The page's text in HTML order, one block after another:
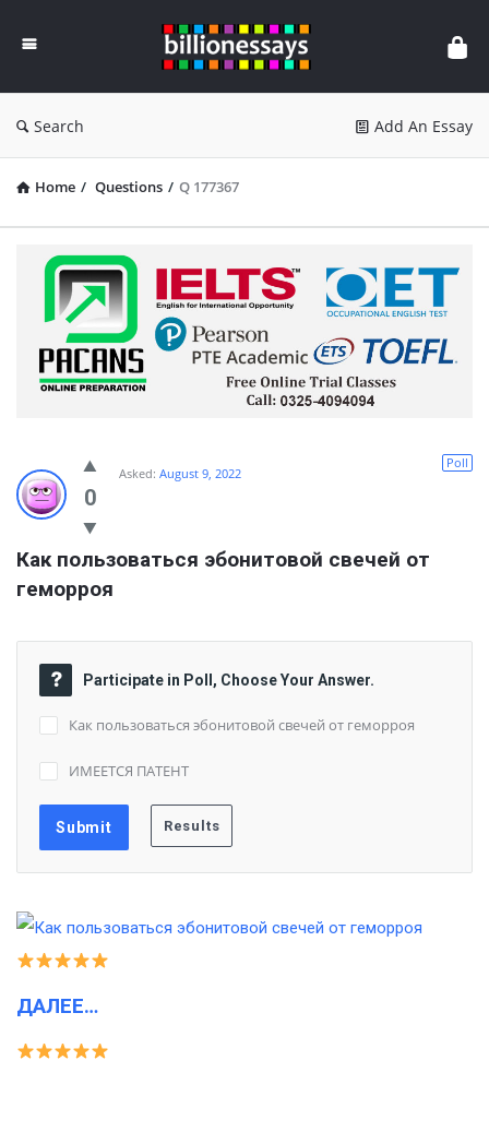
Essays
Search Add An Essay
Home / Questions / Q 177367
0
Poll
Asked: August 9, 2022
Как пользоваться эбонитовой свечей от
геморроя
Participate in Poll, Choose Your Answer.
Как пользоваться эбонитовой свечей от геморроя
ИМЕЕТСЯ ПАТЕНТ
ДАЛЕЕ…